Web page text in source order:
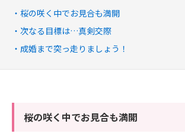
桜の咲く中でお見合も満開
次なる目標は…真剣交際
成婚まで突っ走りましょう！
桜の咲く中でお見合も満開